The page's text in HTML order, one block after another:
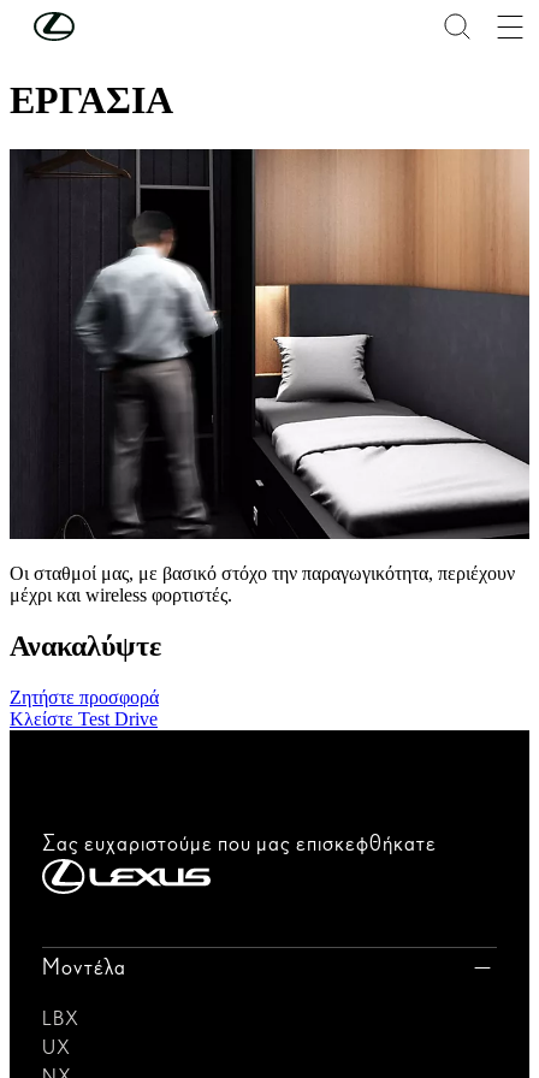
Συνέχεια στο κύριο περιεχόμενο
THE LOFT ΤΗΣ LEXUS
ΕΡΓΑΣΙΑ
Οι σταθμοί μας, με βασικό στόχο την παραγωγικότητα, περιέχουν
μέχρι και wireless φορτιστές.
Ανακαλύψτε
Ζητήστε προσφορά
Κλείστε Test Drive
Σας ευχαριστούμε που μας επισκεφθήκατε
Μοντέλα
LBX
UX